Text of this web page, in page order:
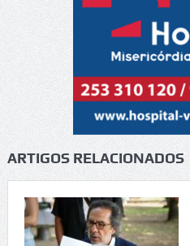
ARTIGOS RELACIONADOS